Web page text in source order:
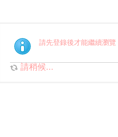
索
請先登錄後才能繼續瀏覽
請稍候...